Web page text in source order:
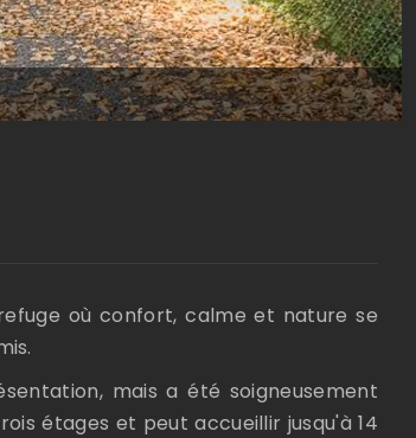
où confort, calme et nature se
mais a été soigneusement
étages et peut accueillir jusqu'à 14